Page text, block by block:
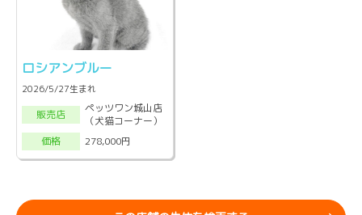
ロシアンブルー
2026/5/27生まれ
販売店
ペッツワン城山店
（犬猫コーナー）
価格
278,000円